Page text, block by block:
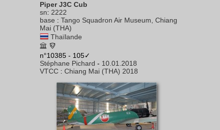
Piper J3C Cub
sn: 2222
base : Tango Squadron Air Museum, Chiang
Mai (THA)
Thaïlande
n°10385 - 105✓
Stéphane Pichard - 10.01.2018
VTCC : Chiang Mai (THA) 2018